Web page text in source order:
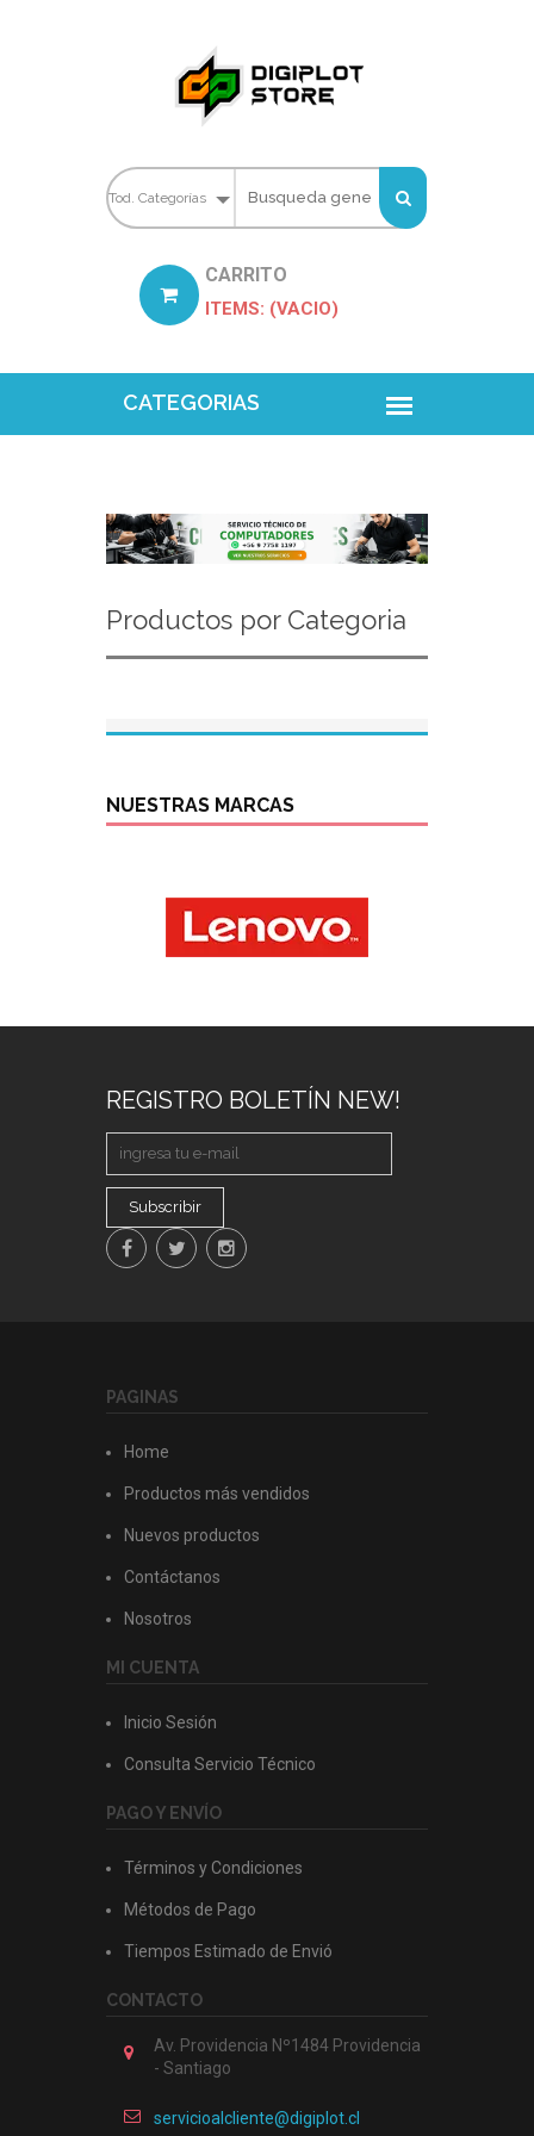
CARRITO
ITEMS: (VACIO)
Productos por Categoria
NUESTRAS MARCAS
REGISTRO BOLETÍN NEW!
Subscribir
PAGINAS
Home
Productos más vendidos
Nuevos productos
Contáctanos
Nosotros
MI CUENTA
Inicio Sesión
Consulta Servicio Técnico
PAGO Y ENVÍO
Términos y Condiciones
Métodos de Pago
Tiempos Estimado de Envió
CONTACTO
Av. Providencia Nº1484 Providencia
- Santiago
servicioalcliente@digiplot.cl